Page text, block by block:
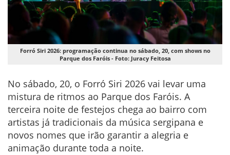
Forró Siri 2026: programação continua no sábado, 20, com shows no
Parque dos Faróis - Foto: Juracy Feitosa
No sábado, 20, o Forró Siri 2026 vai levar uma
mistura de ritmos ao Parque dos Faróis. A
terceira noite de festejos chega ao bairro com
artistas já tradicionais da música sergipana e
novos nomes que irão garantir a alegria e
animação durante toda a noite.